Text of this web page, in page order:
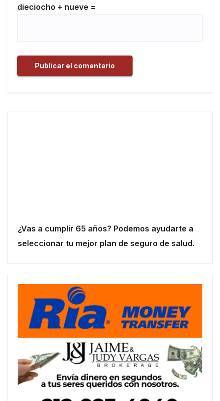
dieciocho + nueve =
¿Vas a cumplir 65 años? Podemos ayudarte a
seleccionar tu mejor plan de seguro de salud.